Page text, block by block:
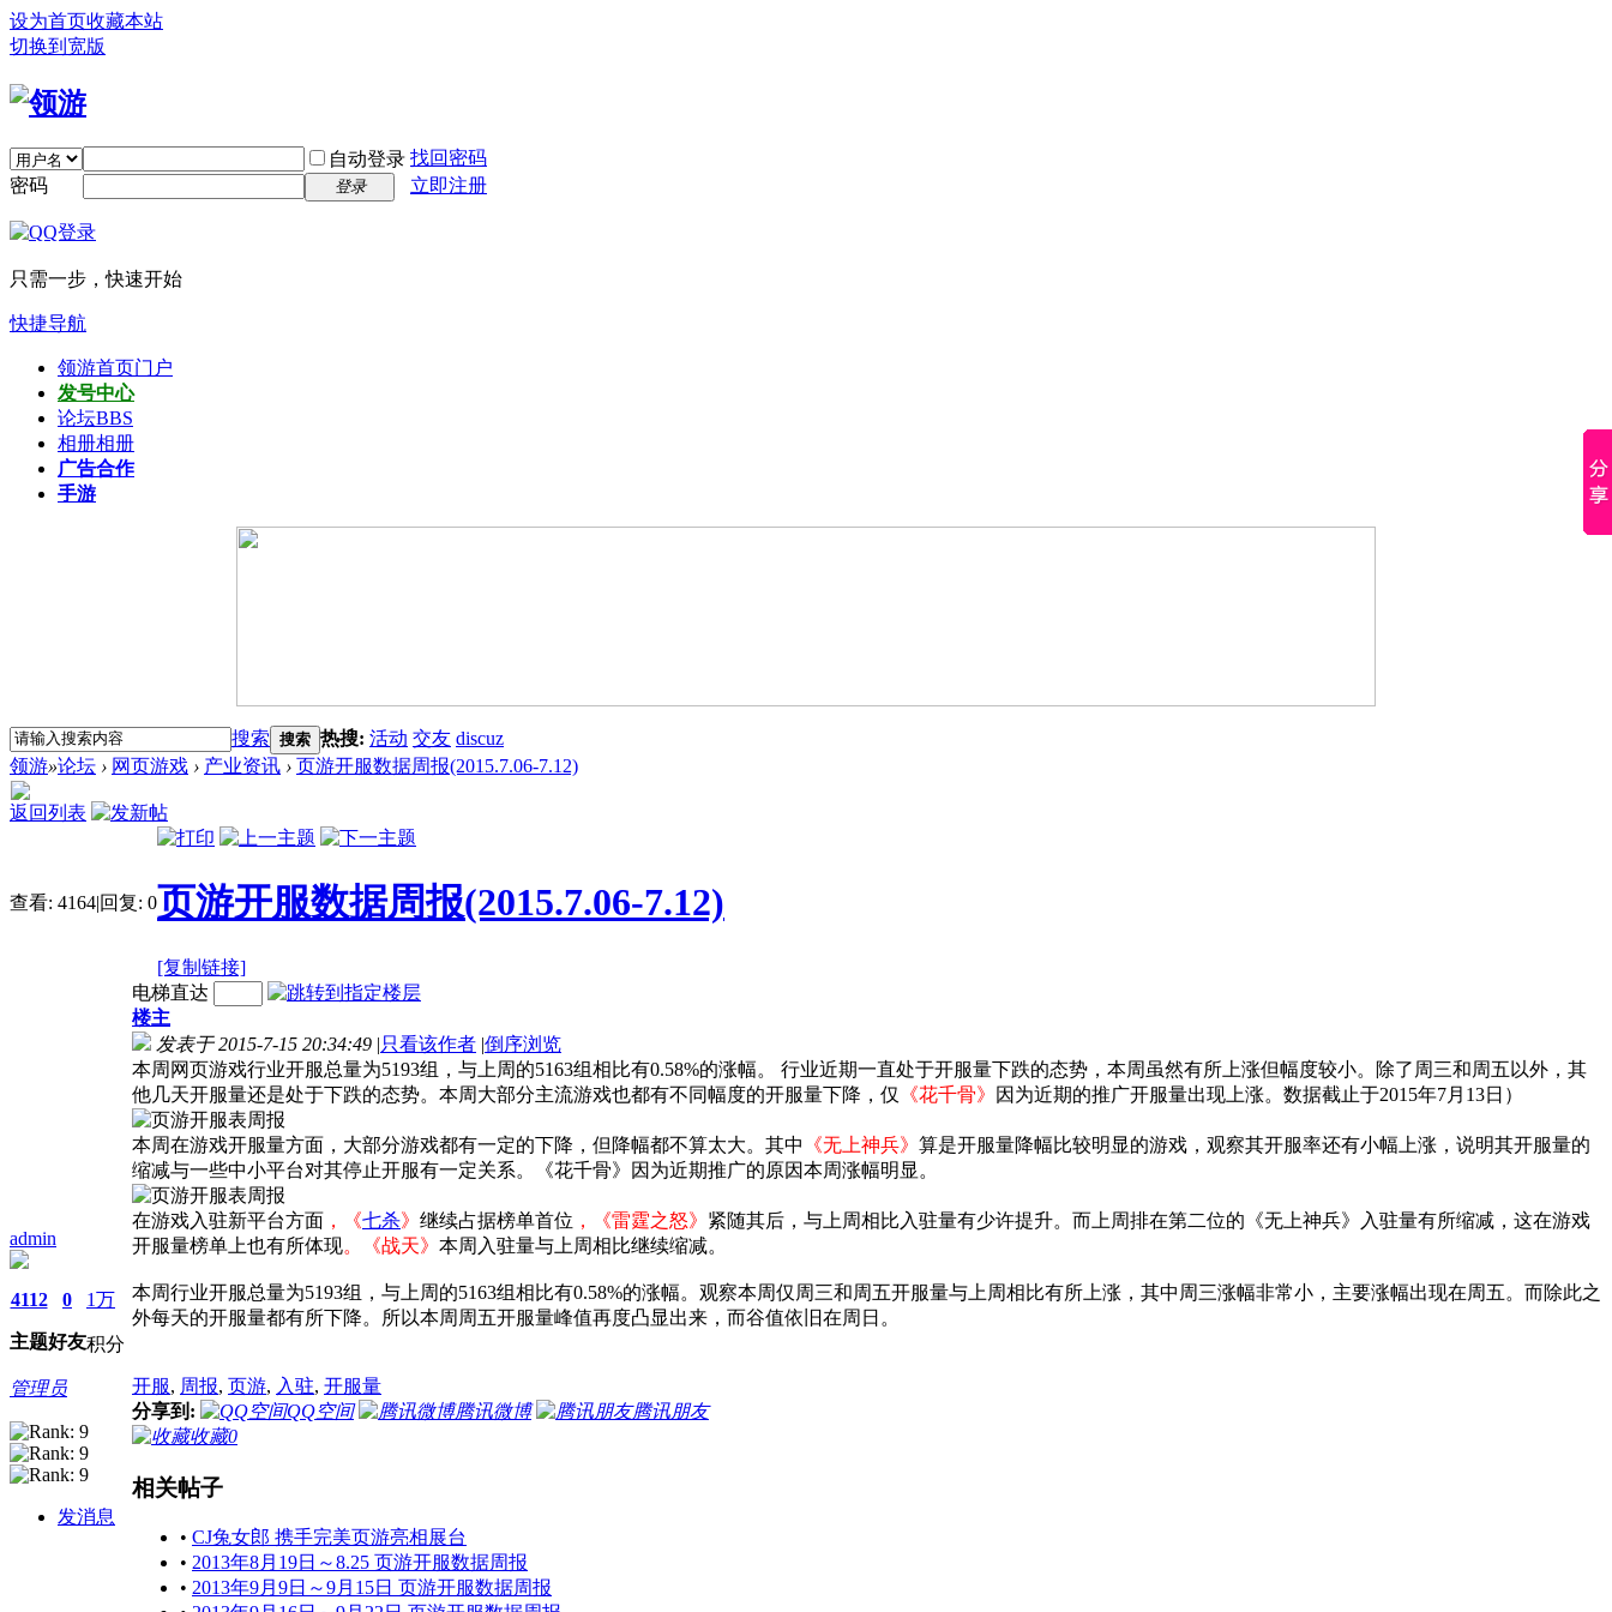
设为首页收藏本站
切换到宽版
自动登录 找回密码
密码
登录 立即注册
只需一步，快速开始
快捷导航
领游首页门户
发号中心
论坛BBS
相册相册
广告合作
手游
搜索 搜索 热搜: 活动 交友 discuz
领游»论坛 › 网页游戏 › 产业资讯 › 页游开服数据周报(2015.7.06-7.12)
返回列表
查看: 4164|回复: 0页游开服数据周报(2015.7.06-7.12)
[复制链接]
admin
4112
主题
0
好友
1万
积分
管理员
发消息
电梯直达
楼主
发表于 2015-7-15 20:34:49 |只看该作者 |倒序浏览
本周网页游戏行业开服总量为5193组，与上周的5163组相比有0.58%的涨幅。 行业近期一直处于开服量下跌的态势，本周虽然有所上涨但幅度较小。除了周三和周五以外，其
他几天开服量还是处于下跌的态势。本周大部分主流游戏也都有不同幅度的开服量下降，仅
《花千骨》 因为近期的推广开服量出现上涨。数据截止于2015年7月13日）
本周在游戏开服量方面，大部分游戏都有一定的下降，但降幅都不算太大。其中 《无上神兵》 算是开服量降幅比较明显的游戏，观察其开服率还有小幅上涨，说明其开服量的
缩减与一些中小平台对其停止开服有一定关系。《花千骨》因为近期推广的原因本周涨幅明显。
在游戏入驻新平台方面 ，《七杀》 继续占据榜单首位 ，《雷霆之怒》 紧随其后，与上周相比入驻量有少许提升。而上周排在第二位的《无上神兵》入驻量有所缩减，这在游戏
开服量榜单上也有所体现。《战天》 本周入驻量与上周相比继续缩减。
本周行业开服总量为5193组，与上周的5163组相比有0.58%的涨幅。观察本周仅周三和周五开服量与上周相比有所上涨，其中周三涨幅非常小，主要涨幅出现在周五。而除此之
外每天的开服量都有所下降。所以本周周五开服量峰值再度凸显出来，而谷值依旧在周日。
开服, 周报, 页游, 入驻, 开服量
分享到:
QQ空间 腾讯微博
腾讯朋友
收藏0
相关帖子
• CJ兔女郎 携手完美页游亮相展台
• 2013年8月19日～8.25 页游开服数据周报
• 2013年9月9日～9月15日 页游开服数据周报